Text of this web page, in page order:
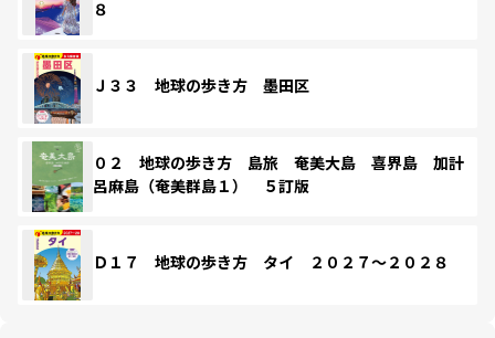
８
Ｊ３３ 地球の歩き方 墨田区
０２ 地球の歩き方 島旅 奄美大島 喜界島 加計
呂麻島（奄美群島１） ５訂版
Ｄ１７ 地球の歩き方 タイ ２０２７～２０２８